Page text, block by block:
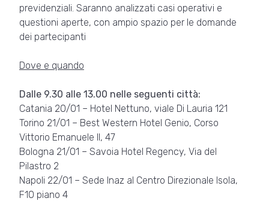
previdenziali. Saranno analizzati casi operativi e
questioni aperte, con ampio spazio per le domande
dei partecipanti
Dove e quando
Dalle 9.30 alle 13.00 nelle seguenti città:
Catania 20/01 – Hotel Nettuno, viale Di Lauria 121
Torino 21/01 – Best Western Hotel Genio, Corso
Vittorio Emanuele II, 47
Bologna 21/01 – Savoia Hotel Regency, Via del
Pilastro 2
Napoli 22/01 – Sede Inaz al Centro Direzionale Isola,
F10 piano 4